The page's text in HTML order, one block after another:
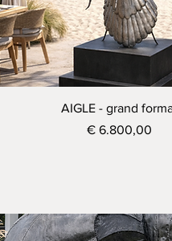
Visualização rápida
AIGLE - grand
Preço
€ 6.800,00